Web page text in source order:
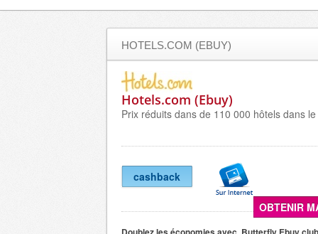
HOTELS.COM (EBUY)
Hotels.com (Ebuy)
Prix réduits dans de 110 000 hôtels dans
cashback
OBTENIR